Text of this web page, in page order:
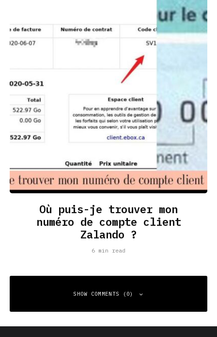
Où puis-je trouver mon
numéro de compte client
Zalando ?
6 min read
SHOW COMMENTS (0)